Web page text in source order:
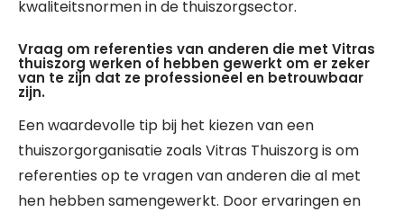
kwaliteitsnormen in de thuiszorgsector.
Vraag om referenties van anderen die met Vitras
thuiszorg werken of hebben gewerkt om er zeker
van te zijn dat ze professioneel en betrouwbaar
zijn.
Een waardevolle tip bij het kiezen van een
thuiszorgorganisatie zoals Vitras Thuiszorg is om
referenties op te vragen van anderen die al met
hen hebben samengewerkt. Door ervaringen en